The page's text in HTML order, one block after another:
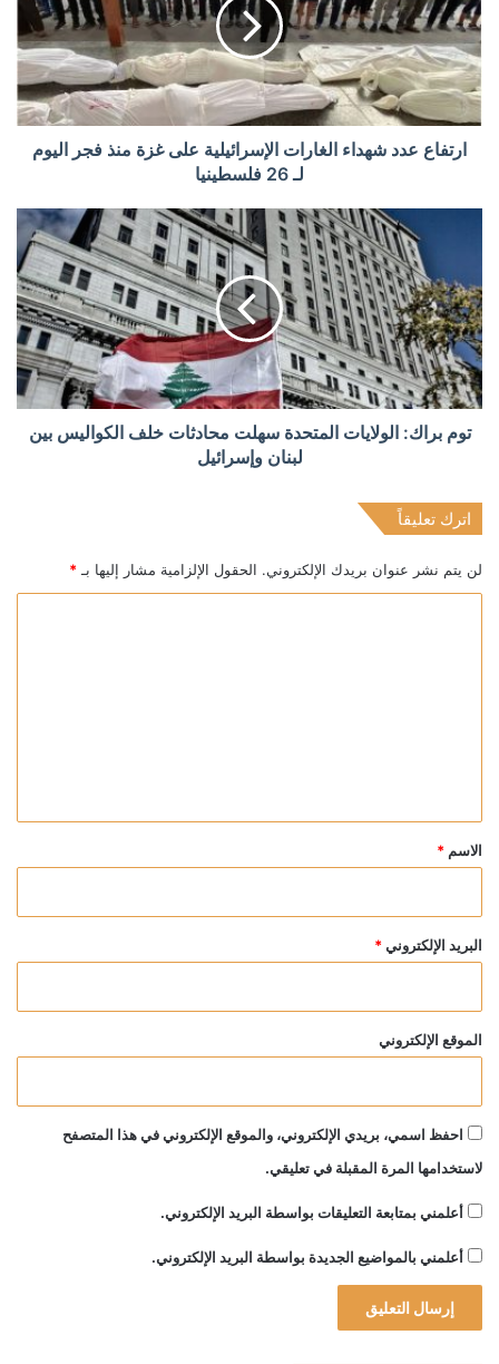
ارتفاع عدد شهداء الغارات الإسرائيلية على غزة منذ فجر اليوم
لـ 26 فلسطينيا
توم براك: الولايات المتحدة سهلت محادثات خلف الكواليس بين
لبنان وإسرائيل
اترك تعليقاً
لن يتم نشر عنوان بريدك الإلكتروني. الحقول الإلزامية مشار إليها بـ *
*
الاسم *
البريد الإلكتروني *
الموقع الإلكتروني
احفظ اسمي، بريدي الإلكتروني، والموقع الإلكتروني في هذا المتصفح
لاستخدامها المرة المقبلة في تعليقي.
أعلمني بمتابعة التعليقات بواسطة البريد الإلكتروني.
أعلمني بالمواضيع الجديدة بواسطة البريد الإلكتروني.